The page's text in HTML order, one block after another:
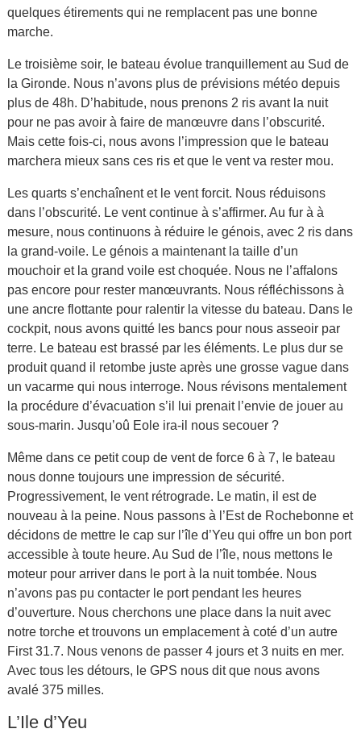
quelques étirements qui ne remplacent pas une bonne
marche.
Le troisième soir, le bateau évolue tranquillement au Sud de
la Gironde. Nous n’avons plus de prévisions météo depuis
plus de 48h. D’habitude, nous prenons 2 ris avant la nuit
pour ne pas avoir à faire de manœuvre dans l’obscurité.
Mais cette fois-ci, nous avons l’impression que le bateau
marchera mieux sans ces ris et que le vent va rester mou.
Les quarts s’enchaînent et le vent forcit. Nous réduisons
dans l’obscurité. Le vent continue à s’affirmer. Au fur à à
mesure, nous continuons à réduire le génois, avec 2 ris dans
la grand-voile. Le génois a maintenant la taille d’un
mouchoir et la grand voile est choquée. Nous ne l’affalons
pas encore pour rester manœuvrants. Nous réfléchissons à
une ancre flottante pour ralentir la vitesse du bateau. Dans le
cockpit, nous avons quitté les bancs pour nous asseoir par
terre. Le bateau est brassé par les éléments. Le plus dur se
produit quand il retombe juste après une grosse vague dans
un vacarme qui nous interroge. Nous révisons mentalement
la procédure d’évacuation s’il lui prenait l’envie de jouer au
sous-marin. Jusqu’oû Eole ira-il nous secouer ?
Même dans ce petit coup de vent de force 6 à 7, le bateau
nous donne toujours une impression de sécurité.
Progressivement, le vent rétrograde. Le matin, il est de
nouveau à la peine. Nous passons à l’Est de Rochebonne et
décidons de mettre le cap sur l’île d’Yeu qui offre un bon port
accessible à toute heure. Au Sud de l’île, nous mettons le
moteur pour arriver dans le port à la nuit tombée. Nous
n’avons pas pu contacter le port pendant les heures
d’ouverture. Nous cherchons une place dans la nuit avec
notre torche et trouvons un emplacement à coté d’un autre
First 31.7. Nous venons de passer 4 jours et 3 nuits en mer.
Avec tous les détours, le GPS nous dit que nous avons
avalé 375 milles.
L’Ile d’Yeu